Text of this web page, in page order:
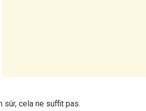
cela ne suffit pas.